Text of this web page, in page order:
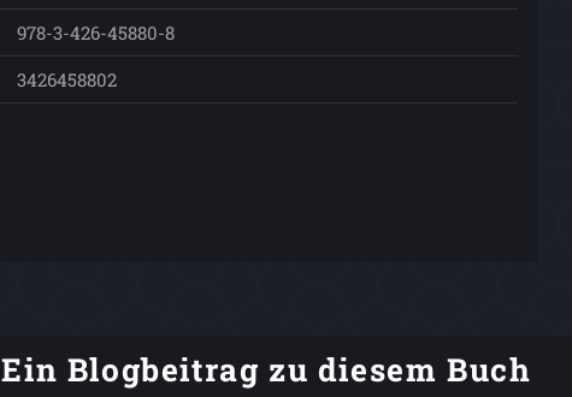
978-3-426-45880-8
3426458802
Ein Blogbeitrag zu diesem Buch